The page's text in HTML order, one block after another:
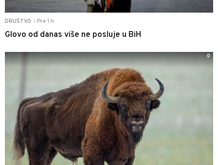
DRUŠTVO Pre 1 h
Glovo od danas više ne posluje u BiH
0